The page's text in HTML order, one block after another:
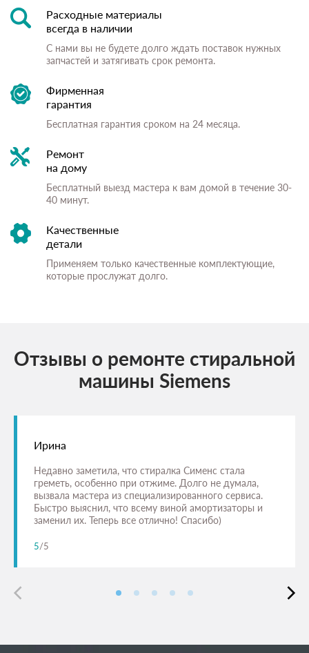
Расходные материалы
всегда в наличии
С нами вы не будете долго ждать поставок нужных
запчастей и затягивать срок ремонта.
Фирменная
гарантия
Бесплатная гарантия сроком на 24 месяца.
Ремонт
на дому
Бесплатный выезд мастера к вам домой в течение 30-
40 минут.
Качественные
детали
Применяем только качественные комплектующие,
которые прослужат долго.
Отзывы о ремонте стиральной
машины Siemens
Ирина
Недавно заметила, что стиралка Сименс стала
греметь, особенно при отжиме. Долго не думала,
вызвала мастера из специализированного сервиса.
Быстро выяснил, что всему виной амортизаторы и
заменил их. Теперь все отлично! Спасибо)
5/5